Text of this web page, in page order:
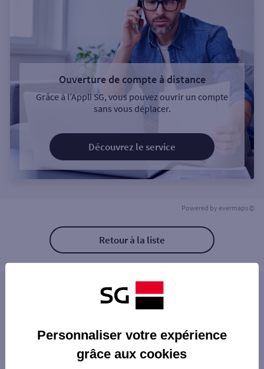
Ouverture de compte à distance
Grâce à l’Appli SG, vous pouvez ouvrir un compte
sans vous déplacer.
Découvrez le service
Powered by evermaps ©
Retour à la liste
Les distributeurs/automates à proximité
DISNEY BALOO
DISNEY DISCOVERYLAND
proximité
BUSSY-SAINT-GEORGES
Personnaliser votre expérience
grâce aux cookies